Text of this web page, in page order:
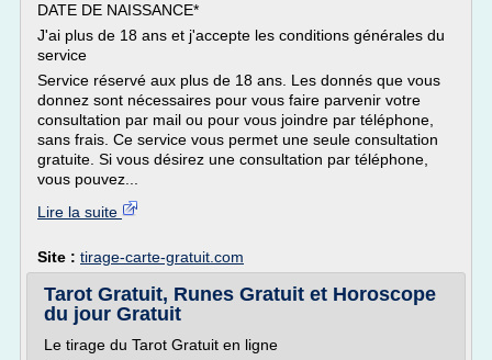
DATE DE NAISSANCE*
J'ai plus de 18 ans et j'accepte les conditions générales du
service
Service réservé aux plus de 18 ans. Les donnés que vous
donnez sont nécessaires pour vous faire parvenir votre
consultation par mail ou pour vous joindre par téléphone,
sans frais. Ce service vous permet une seule consultation
gratuite. Si vous désirez une consultation par téléphone,
vous pouvez...
Lire la suite
Site : tirage-carte-gratuit.com
Tarot Gratuit, Runes Gratuit et Horoscope
du jour Gratuit
Le tirage du Tarot Gratuit en ligne